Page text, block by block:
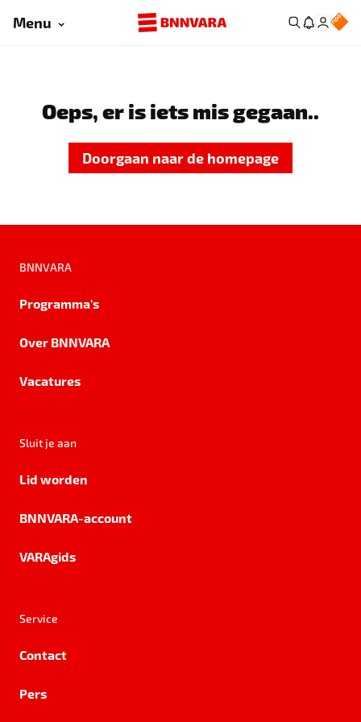
Menu
Oeps, er is iets mis gegaan..
Doorgaan naar de homepage
BNNVARA
Programma's
Over BNNVARA
Vacatures
Sluit je aan
Lid worden
BNNVARA-account
VARAgids
Service
Contact
Pers